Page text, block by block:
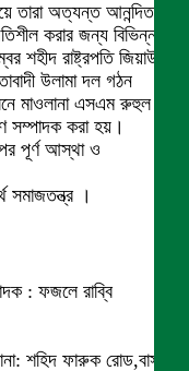
তারা অত্যন্ত আনন্দিত ।
করার জন্য বিভিন্ন
রাষ্ট্রপতি জিয়াউর
উলামা দল গঠন
মাওলানা এসএম রুহুল
সম্পাদক করা হয়।
পূর্ণ আস্থা ও
সমাজতন্ত্র ।
: ফজলে রাব্বি
শহিদ ফারুক রোড,বাসা